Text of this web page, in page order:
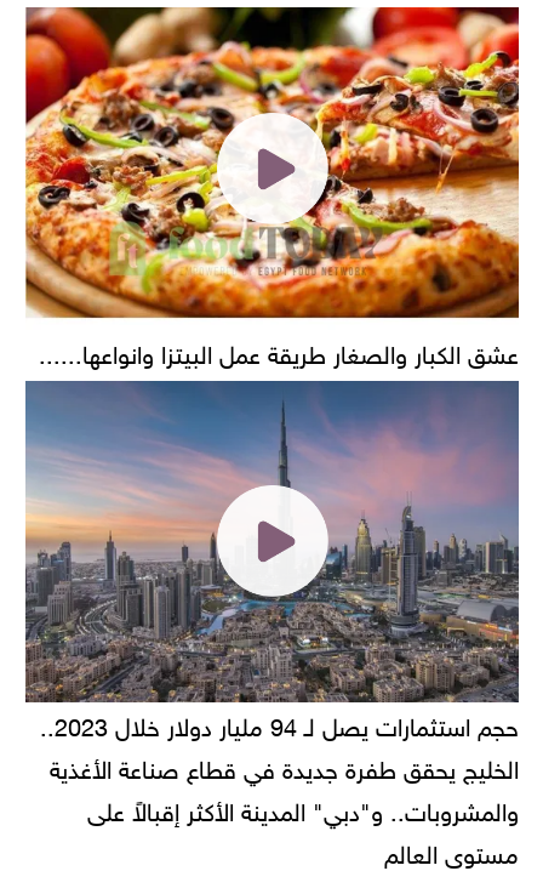
عشق الكبار والصغار طريقة عمل البيتزا وانواعها......
حجم استثمارات يصل لـ 94 مليار دولار خلال 2023..
الخليج يحقق طفرة جديدة في قطاع صناعة الأغذية
والمشروبات.. و"دبي" المدينة الأكثر إقبالاً على
مستوى العالم